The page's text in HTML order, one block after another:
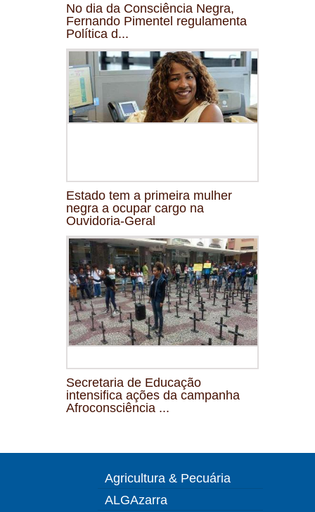
No dia da Consciência Negra,
Fernando Pimentel regulamenta
Política d...
Estado tem a primeira mulher
negra a ocupar cargo na
Ouvidoria-Geral
Secretaria de Educação
intensifica ações da campanha
Afroconsciência ...
Agricultura & Pecuária
ALGAzarra